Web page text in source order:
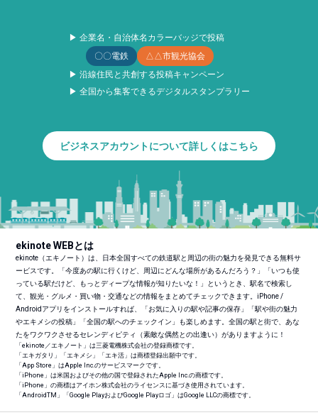
▶ 企業名・自治体名カラーバッジで投稿
〇〇電鉄
△△市観光協会
▶ 沿線住民と共創する投稿キャンペーン
▶ 全国から集客できるデジタルスタンプラリー
ビジネスアカウントについて詳しくはこちら
ekinote WEBとは
ekinote（エキノート）は、日本全国すべての鉄道駅と周辺の街の魅力を発見できる無料サ
ービスです。「今度あの駅に行くけど、周辺にどんな場所があるんだろう？」「いつも使
っている駅だけど、もっとディープな情報が知りたいな！」というとき、駅名で検索し
て、観光・グルメ・買い物・交通などの情報をまとめてチェックできます。iPhone /
Androidアプリをインストールすれば、「お気に入りの駅や記事の保存」「駅や街の魅力
やエキメシの投稿」「全国の駅へのチェックイン」も楽しめます。全国の駅と街で、あな
たをワクワクさせるセレンディピティ（素敵な偶然との出逢い）がありますように！
「ekinote／エキノート」は三菱電機株式会社の登録商標です。
「エキガタリ」「エキメシ」「エキ活」は商標登録出願中です。
「App Store」はApple Inc.のサービスマークです。
「iPhone」は米国およびその他の国で登録されたApple Inc.の商標です。
「iPhone」の商標はアイホン株式会社のライセンスに基づき使用されています。
「AndroidTM 」「Google PlayおよびGoogle Playロゴ」はGoogle LLCの商標です。